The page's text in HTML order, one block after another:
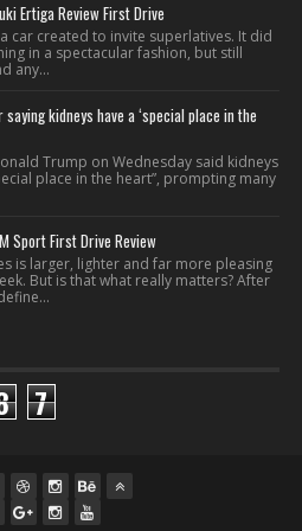
Ertiga Review First Drive
car created to invite superlatives. It did
in a spectacular fashion, but still
any...
kidneys have a ‘special place in the
Trump on Wednesday said kidneys
place in the heart”, prompting many
Sport First Drive Review
is larger, lighter and far more pleasing
But is that what really matters? After
7